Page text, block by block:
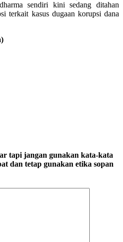
sendiri kini sedang ditahan
terkait kasus dugaan korupsi dana
tapi jangan gunakan kata-kata
dan tetap gunakan etika sopan